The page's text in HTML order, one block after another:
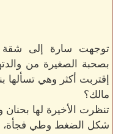
توجهت سارة إلى شقة
بصحبة الصغيرة من
إقتربت أكثر وهي تسألها
مالك؟
تنظرت الأخيرة لها
شكل الضغط وطي فجأة،